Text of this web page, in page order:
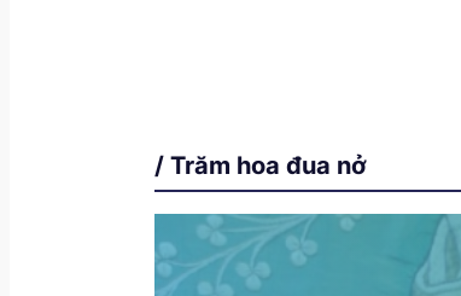
/ Trăm hoa đua nở